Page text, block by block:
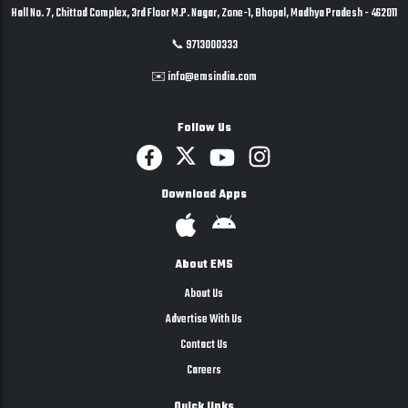
Hall No. 7, Chittod Complex, 3rd Floor M.P. Nagar, Zone-1, Bhopal, Madhya Pradesh - 462011
📞 9713000333
✉️ info@emsindia.com
Follow Us
Download Apps
About EMS
About Us
Advertise With Us
Contact Us
Careers